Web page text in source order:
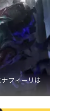
フィーリは